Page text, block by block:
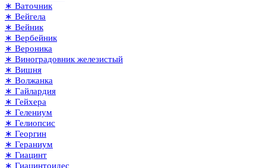
∗ Ваточник
∗ Вейгела
∗ Вейник
∗ Вербейник
∗ Вероника
∗ Виноградовник железистый
∗ Вишня
∗ Волжанка
∗ Гайлардия
∗ Гейхера
∗ Гелениум
∗ Гелиопсис
∗ Георгин
∗ Гераниум
∗ Гиацинт
∗ Гиацинтоидес